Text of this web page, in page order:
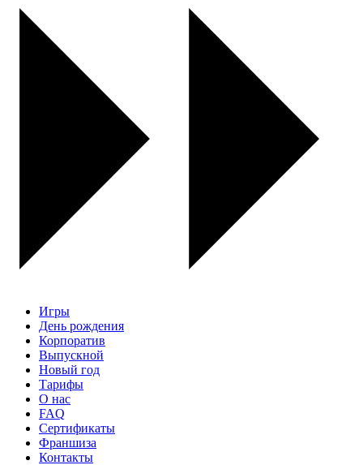
Игры
День рождения
Корпоратив
Выпускной
Новый год
Тарифы
О нас
FAQ
Сертификаты
Франшиза
Контакты